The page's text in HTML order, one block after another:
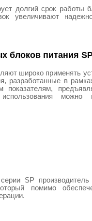
долгий срок работы
увеличивают
блоков питания
широко применять
разработанные в
показателям,
можно
SP
помимо